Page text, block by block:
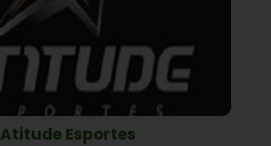
Atitude Esportes